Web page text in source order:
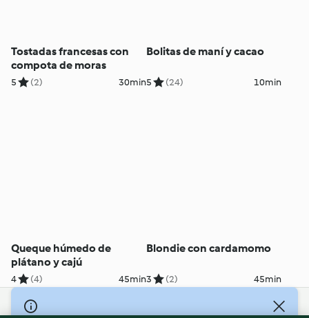
Tostadas francesas con
compota de moras
5 (2) 30min
Bolitas de maní y cacao
5 (24) 10min
Queque húmedo de
plátano y cajú
4 (4) 45min
Blondie con cardamomo
3 (2) 45min
© Copyright 2026